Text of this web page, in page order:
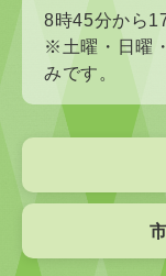
8時45分から
※土曜・日曜
みです。